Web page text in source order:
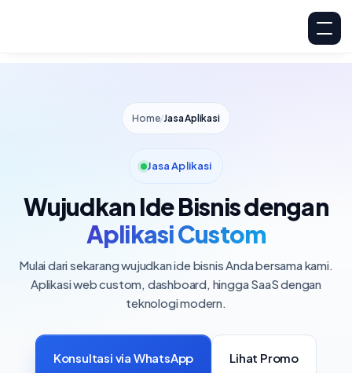
Home/Jasa Aplikasi
Jasa Aplikasi
Wujudkan Ide Bisnis dengan
Aplikasi Custom
Mulai dari sekarang wujudkan ide bisnis Anda bersama kami.
Aplikasi web custom, dashboard, hingga SaaS dengan
teknologi modern.
Konsultasi via WhatsApp Lihat Promo